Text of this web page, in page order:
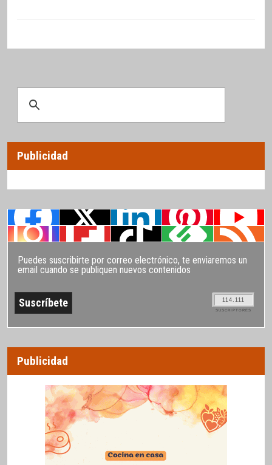
Publicidad
Puedes suscribirte por correo electrónico, te enviaremos un
email cuando se publiquen nuevos contenidos
114.111
SUSCRIPTORES
Publicidad